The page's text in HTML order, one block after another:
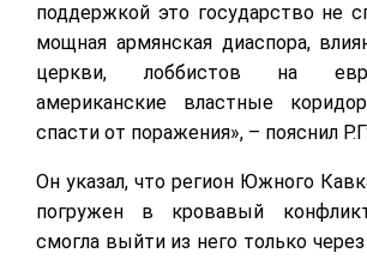
поддержкой это государство не
мощная армянская диаспора,
церкви, лоббистов на
американские властные
спасти от поражения», – пояснил
Он указал, что регион Южного
погружен в кровавый
смогла выйти из него только